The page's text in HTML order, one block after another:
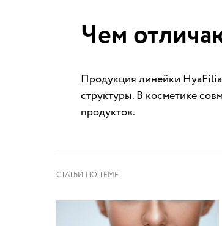
Чем
Продукция линейки
структуры. В косметике
продуктов.